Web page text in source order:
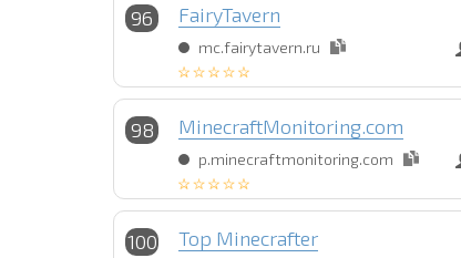
96 FairyTavern
mc.fairytavern.ru
98 MinecraftMonitoring.com
p.minecraftmonitoring.com
100 Top Minecrafter